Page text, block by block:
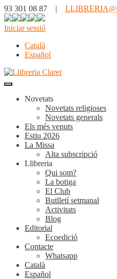
93 301 08 87 |
Iniciar sessió
Català
Español
Novetats
Novetats religioses
Novetats generals
Els més venuts
Estiu 2026
La Missa
Alta subscripció
Llibreria
Qui som?
La botiga
El Club
Butlletí setmanal
Activitats
Blog
Editorial
Ecoedició
Contacte
Whatsapp
Català
Español